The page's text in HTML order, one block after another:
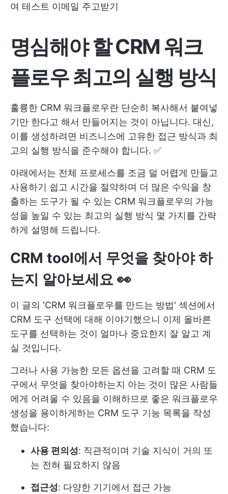
여 테스트 이메일 주고받기
명심해야 할 CRM 워크
플로우 최고의 실행 방식
훌륭한 CRM 워크플로우란 단순히 복사해서 붙여넣
기만 한다고 해서 만들어지는 것이 아닙니다. 대신,
이를 생성하려면 비즈니스에 고유한 접근 방식과 최
고의 실행 방식을 준수해야 합니다. ✅
아래에서는 전체 프로세스를 조금 덜 어렵게 만들고
사용하기 쉽고 시간을 절약하며 더 많은 수익을 창
출하는 도구가 될 수 있는 CRM 워크플로우의 가능
성을 높일 수 있는 최고의 실행 방식 몇 가지를 간략
하게 설명해 드립니다.
CRM tool에서 무엇을 찾아야 하
는지 알아보세요 👀
이 글의 'CRM 워크플로우를 만드는 방법' 섹션에서
CRM 도구 선택에 대해 이야기했으니 이제 올바른
도구를 선택하는 것이 얼마나 중요한지 잘 알고 계
실 것입니다.
그러나 사용 가능한 모든 옵션을 고려할 때 CRM 도
구에서 무엇을 찾아야하는지 아는 것이 많은 사람들
에게 어려울 수 있음을 이해하므로 좋은 워크플로우
생성을 용이하게하는 CRM 도구 기능 목록을 작성
했습니다:
사용 편의성: 직관적이며 기술 지식이 거의 또
는 전혀 필요하지 않음
접근성: 다양한 기기에서 접근 가능